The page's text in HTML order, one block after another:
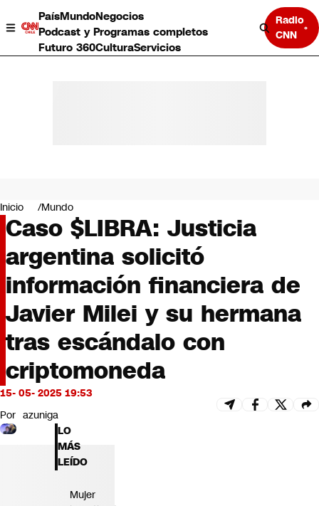
PaísMundoNegocios
Podcast y Programas completos
Futuro 360CulturaServicios
Radio
CNN
Negocios
Deportes
Programas completos
Cultura
Servicios
Bits
CNN tiempo
Futuro 360
Opinión
Inicio Mundo
Caso $LIBRA: Justicia
argentina solicitó
información financiera de
Javier Milei y su hermana
tras escándalo con
criptomoneda
15- 05- 2025 19:53
Por azuniga
LO
MÁS
LEÍDO
Mujer